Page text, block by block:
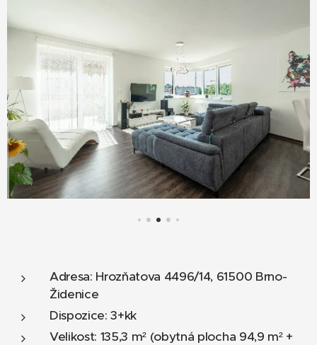
Adresa: Hrozňatova 4496/14, 61500 Brno-
Židenice
Dispozice: 3+kk
Velikost: 135,3 m² (obytná plocha 94,9 m² +